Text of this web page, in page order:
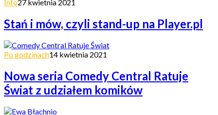
Info27 kwietnia 2021
Stań i mów, czyli stand-up na Player.pl
Po godzinach14 kwietnia 2021
Nowa seria Comedy Central Ratuje
Świat z udziałem komików